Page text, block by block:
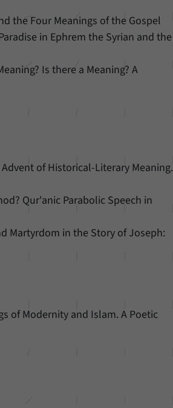
the Four Meanings of the Gospel
in Ephrem the Syrian and the
Is there a Meaning? A
of Historical-Literary Meaning.
Qur'anic Parabolic Speech in
Martyrdom in the Story of Joseph:
of Modernity and Islam. A Poetic